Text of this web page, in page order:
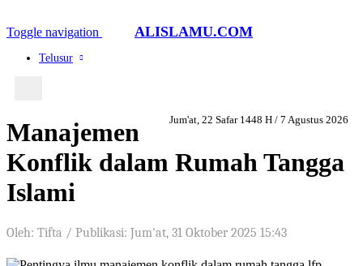
Toggle navigation ALISLAMU.COM
Telusur
Jum'at, 22 Safar 1448 H / 7 Agustus 2026
Manajemen
Konflik dalam Rumah Tangga
Islami
Oleh: Tifta / Publikasi: Jum'at, 31 Oktober 2025 15:43